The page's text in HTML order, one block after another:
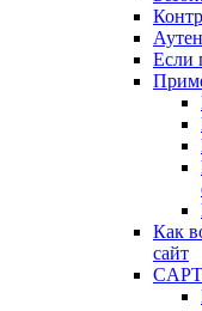
Если
Как
сайт